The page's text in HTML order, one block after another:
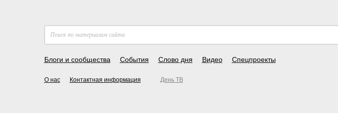
Блоги и сообщества События Слово дня Видео Спецпроекты
О нас Контактная информация День ТВ